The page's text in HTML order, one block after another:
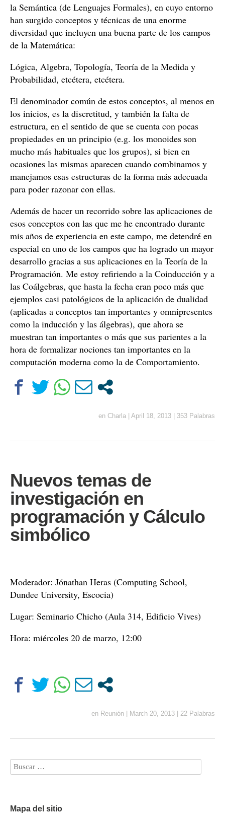
la Semántica (de Lenguajes Formales), en cuyo entorno
han surgido conceptos y técnicas de una enorme
diversidad que incluyen una buena parte de los campos
de la Matemática:
Lógica, Algebra, Topología, Teoría de la Medida y
Probabilidad, etcétera, etcétera.
El denominador común de estos conceptos, al menos en
los inicios, es la discretitud, y también la falta de
estructura, en el sentido de que se cuenta con pocas
propiedades en un principio (e.g. los monoides son
mucho más habituales que los grupos), si bien en
ocasiones las mismas aparecen cuando combinamos y
manejamos esas estructuras de la forma más adecuada
para poder razonar con ellas.
Además de hacer un recorrido sobre las aplicaciones de
esos conceptos con las que me he encontrado durante
mis años de experiencia en este campo, me detendré en
especial en uno de los campos que ha logrado un mayor
desarrollo gracias a sus aplicaciones en la Teoría de la
Programación. Me estoy refiriendo a la Coinducción y a
las Coálgebras, que hasta la fecha eran poco más que
ejemplos casi patológicos de la aplicación de dualidad
(aplicadas a conceptos tan importantes y omnipresentes
como la inducción y las álgebras), que ahora se
muestran tan importantes o más que sus parientes a la
hora de formalizar nociones tan importantes en la
computación moderna como la de Comportamiento.
en Charla April 18, 2013 353 Palabras
Nuevos temas de
investigación en
programación y Cálculo
simbólico
Moderador: Jónathan Heras (Computing School,
Dundee University, Escocia)
Lugar: Seminario Chicho (Aula 314, Edificio Vives)
Hora: miércoles 20 de marzo, 12:00
en Reunión March 20, 2013 22 Palabras
Mapa del sitio